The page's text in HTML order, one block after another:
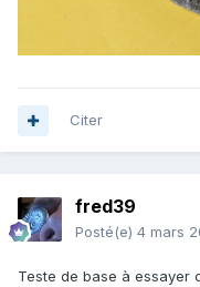
Citer
fred39
Posté(e) 4 mars
Teste de base à essayer